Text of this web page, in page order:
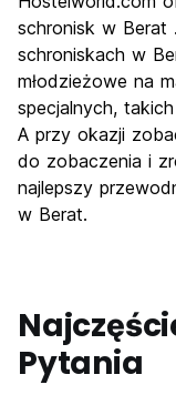
Kultura
Imprezy
Najlepsza wartość
schronisk w Berat
schroniskach w
młodzieżowe na
specjalnych,
A przy okazji
do zobaczenia i
najlepszy
w Berat.
Pytania